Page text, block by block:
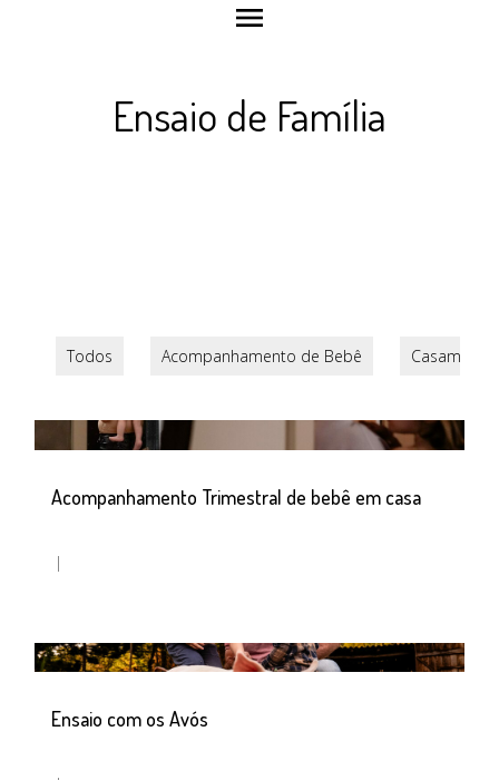
menu
Ensaio de Família
Todos Acompanhamento de Bebê Casamento
Acompanhamento Trimestral de bebê em casa
Ensaio com os Avós